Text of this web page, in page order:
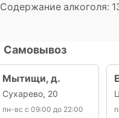
Содержание алкоголя:
Самовывоз
Мытищи, д.
Сухарево, 20
пн-вс с 09:00 до 22:00